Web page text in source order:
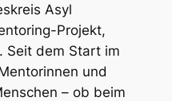
Asyl
Projekt,
Seit dem Start im
und
– ob beim